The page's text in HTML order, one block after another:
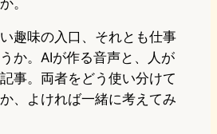
。
趣味の入口、それとも仕事
か。AIが作る音声と、人が
事。両者をどう使い分けて
、よければ一緒に考えてみ